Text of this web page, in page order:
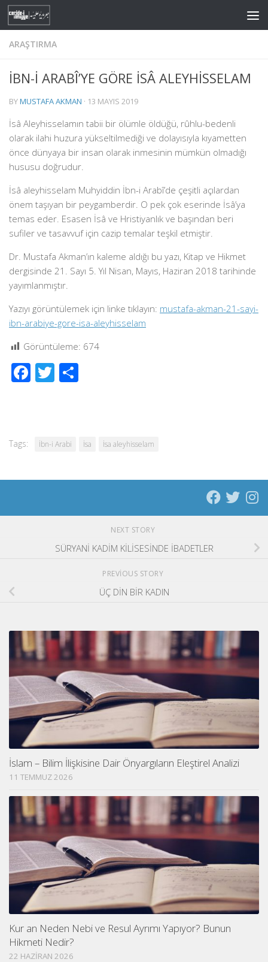
Skip to content
ARAŞTIRMA
İBN-İ ARABÎ’YE GÖRE İSÂ ALEYHİSSELAM
BYMUSTAFA AKMAN · 13 MAYIS 2019
İsâ Aleyhisselamın tabii bir ölümle öldüğü, rûhlu-bedenli
olarak ilahi huzura yükseltilmediği ve dolayısıyla kıyametten
önce dünyaya bir insan olarak inmesinin mümkün olmadığı
hususu doğrudur.
İsâ aleyhisselam Muhyiddin İbn-i Arabî’de çeşitli açılardan
önem taşıyan bir peygamberdir. O pek çok eserinde İsâ’ya
temas eder. Esasen İsâ ve Hristiyanlık ve başından beri
sufiler ve tasavvuf için cazip temalar teşkil etmiştir.
Dr. Mustafa Akman’ın kaleme aldığı bu yazı, Kitap ve Hikmet
dergisinde 21. Sayı 5. Yıl Nisan, Mayıs, Haziran 2018 tarihinde
yayımlanmıştır.
Yazıyı görüntülemek için linke tıklayın: mustafa-akman-21-sayi-
ibn-arabiye-gore-isa-aleyhisselam
Görüntüleme: 674
Facebook
Twitter
Tags: İbn-i Arabi İsa İsa aleyhisselam
NEXT STORY
SÜRYANİ KADİM KİLİSESİNDE İBADETLER
PREVIOUS STORY
ÜÇ DİN BİR KADIN
İslam – Bilim İlişkisine Dair Önyargıların Eleştirel Analizi
11 TEMMUZ 2026
Kur an Neden Nebi ve Resul Ayrımı Yapıyor? Bunun
Hikmeti Nedir?
22 HAZIRAN 2026